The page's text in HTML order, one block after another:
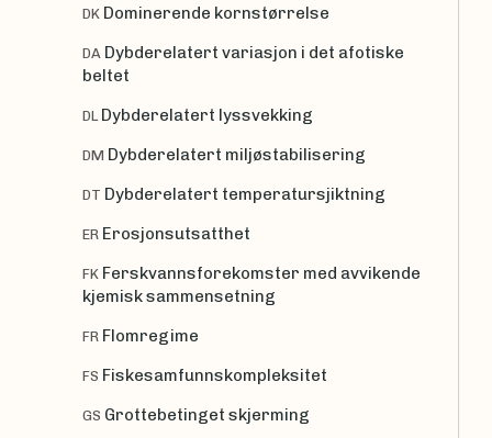
DK Dominerende kornstørrelse
DA Dybderelatert variasjon i det afotiske
beltet
DL Dybderelatert lyssvekking
DM Dybderelatert miljøstabilisering
DT Dybderelatert temperatursjiktning
ER Erosjonsutsatthet
FK Ferskvannsforekomster med avvikende
kjemisk sammensetning
FR Flomregime
FS Fiskesamfunnskompleksitet
GS Grottebetinget skjerming